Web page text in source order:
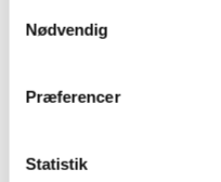
Nødvendig
Præferencer
Statistik
Shall we collaborate